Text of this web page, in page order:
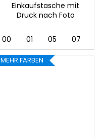
Einkaufstasche mit
Druck nach Foto
00 01 05 07
MEHR FARBEN